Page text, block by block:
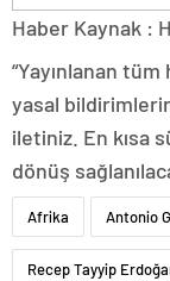
Haber Kaynak :
“Yayınlanan
yasal
iletiniz. En kısa
dönüş
Afrika Antonio
Recep Tayyip